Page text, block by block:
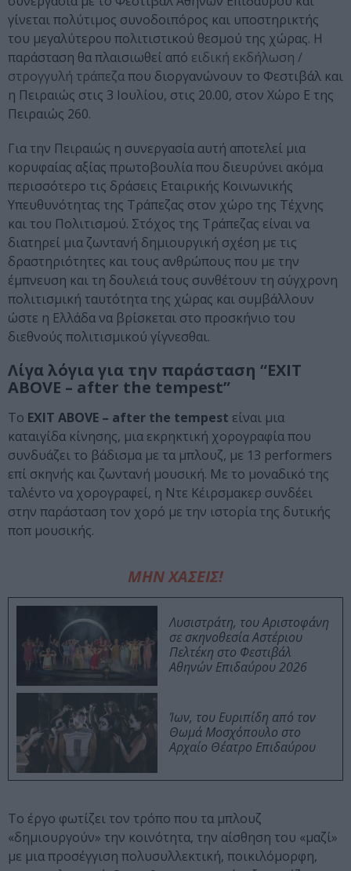
γίνεται πολύτιμος συνοδοιπόρος και υποστηρικτής
του μεγαλύτερου πολιτιστικού θεσμού της χώρας. Η
παράσταση θα πλαισιωθεί από ειδική εκδήλωση /
στρογγυλή τράπεζαπου διοργανώνουν το Φεστιβάλ και
η Πειραιώς στις 3 Ιουλίου, στις 20.00, στον Χώρο Ε της
Πειραιώς 260.
Για την Πειραιώς η συνεργασία αυτή αποτελεί μια
κορυφαίας αξίας πρωτοβουλία που διευρύνει ακόμα
περισσότερο τις δράσεις Εταιρικής Κοινωνικής
Υπευθυνότητας της Τράπεζας στον χώρο της Τέχνης
και του Πολιτισμού. Στόχος της Τράπεζας είναι να
διατηρεί μια ζωντανή δημιουργική σχέση με τις
δραστηριότητες και τους ανθρώπους που με την
έμπνευση και τη δουλειά τους συνθέτουν τη σύγχρονη
πολιτισμική ταυτότητα της χώρας και συμβάλλουν
ώστε η Ελλάδα να βρίσκεται στο προσκήνιο του
διεθνούς πολιτισμικού γίγνεσθαι.
Λίγα λόγια για την παράσταση “EXIT
ABOVE – after the tempest”
Το EXIT ABOVE – after the tempest είναι μια
καταιγίδα κίνησης, μια εκρηκτική χορογραφία που
συνδυάζει το βάδισμα με τα μπλουζ, με 13 performers
επί σκηνής και ζωντανή μουσική. Με το μοναδικό της
ταλέντο να χορογραφεί, η Ντε Κέιρσμακερ συνδέει
στην παράσταση τον χορό με την ιστορία της δυτικής
ποπ μουσικής.
ΜΗΝ ΧΑΣΕΙΣ!
Λυσιστράτη, του Αριστοφάνη
σε σκηνοθεσία Αστέριου
Πελτέκη στο Φεστιβάλ
Αθηνών Επιδαύρου 2026
Ίων, του Ευριπίδη από τον
Θωμά Μοσχόπουλο στο
Αρχαίο Θέατρο Επιδαύρου
Το έργο φωτίζει τον τρόπο που τα μπλουζ
«δημιουργούν» την κοινότητα, την αίσθηση του «μαζί»
με μια προσέγγιση πολυσυλλεκτική, ποικιλόμορφη,